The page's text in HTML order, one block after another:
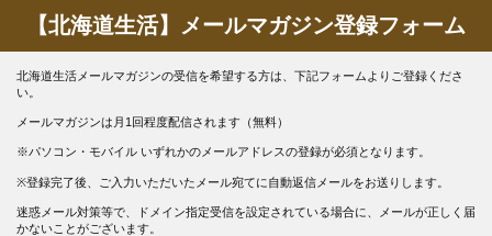
【北海道生活】メールマガジン登録フォーム
北海道生活メールマガジンの受信を希望する方は、下記フォームよりご登録くださ
い。
メールマガジンは月1回程度配信されます（無料）
※パソコン・モバイル いずれかのメールアドレスの登録が必須となります。
※登録完了後、ご入力いただいたメール宛てに自動返信メールをお送りします。
迷惑メール対策等で、ドメイン指定受信を設定されている場合に、メールが正しく届
かないことがございます。